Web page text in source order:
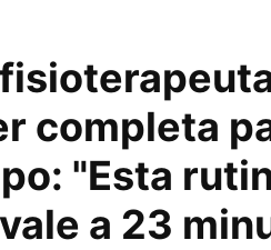
completa
"Esta
a 23